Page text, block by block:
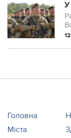
У
Головна
Міста